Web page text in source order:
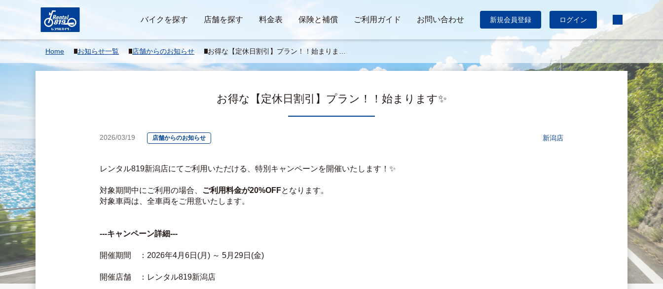
バイクを探す 店舗を探す 料金表 保険と補償 ご利用ガイド お問い合わせ 新規会員登録 ログイン
Home お知らせ一覧 店舗からのお知らせ
お得な【定休日割引】プラン！！始まります
✨
お得な【定休日割引】プラン！！始まります✨
2026/03/19 店舗からのお知らせ 新潟店
レンタル819新潟店にてご利用いただける、特別キャンペーンを開催いたします！✨
対象期間中にご利用の場合、 ご利用料金が20%OFFとなります。
対象車両は、全車両をご用意いたします。
---キャンペーン詳細---
開催期間　：2026年4月6日(月) ～ 5月29日(金)
開催店舗　：レンタル819新潟店